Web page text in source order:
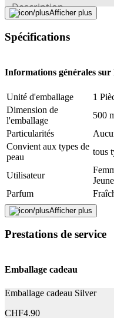
Description
Adresse e-mail
Signaler des données erronées
Afficher plus
Spécifications
Informations générales
Unité d'emballage
1
Dimension de
l'emballage
500
Particularités
Convient aux types de
peau
tous
Utilisateur
Parfum
Durabilité
Application
Effet Nettoyant
Afficher plus
Prestations de service
Emballage cadeau
Emballage cadeau Silver
CHF4.90